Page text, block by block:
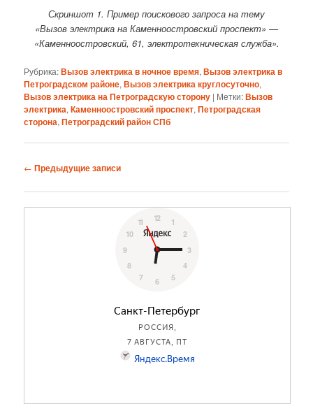
Скриншот 1. Пример поискового запроса на тему
«Вызов электрика на Каменноостровский проспект» —
«Каменноостровский, 61, электротехническая служба».
Рубрика:Вызов электрика в ночное время,Вызов электрика в
Петроградском районе,Вызов электрика круглосуточно,
Вызов электрика на Петроградскую сторону | Метки:Вызов
электрика,Каменноостровский проспект,Петроградская
сторона,Петроградский район СПб
Навигация
записям
← Предыдущие записи